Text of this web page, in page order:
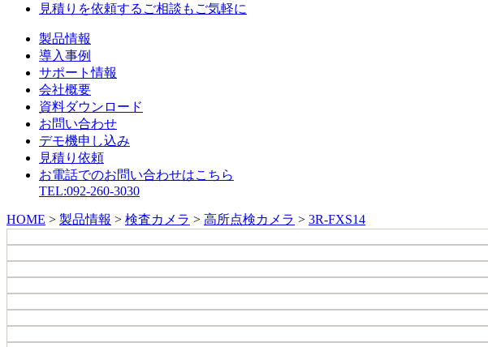
見積りを依頼する ご相談もご気軽に
製品情報
導入事例
サポート情報
会社概要
資料ダウンロード
お問い合わせ
デモ機申し込み
見積り依頼
お電話でのお問い合わせはこちら
TEL:092-260-3030
HOME > 製品情報 > 検査カメラ > 高所点検カメラ > 3R-FXS14